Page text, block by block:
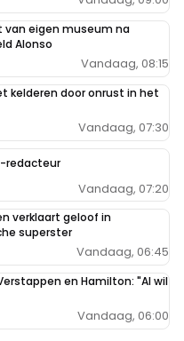
eigen museum na
Alonso
Vandaag, 08:15
kelderen door onrust in het
Vandaag, 07:30
redacteur
Vandaag, 07:20
verklaart geloof in
superster
Vandaag, 06:45
en Hamilton: "Al wil
Vandaag, 06:00